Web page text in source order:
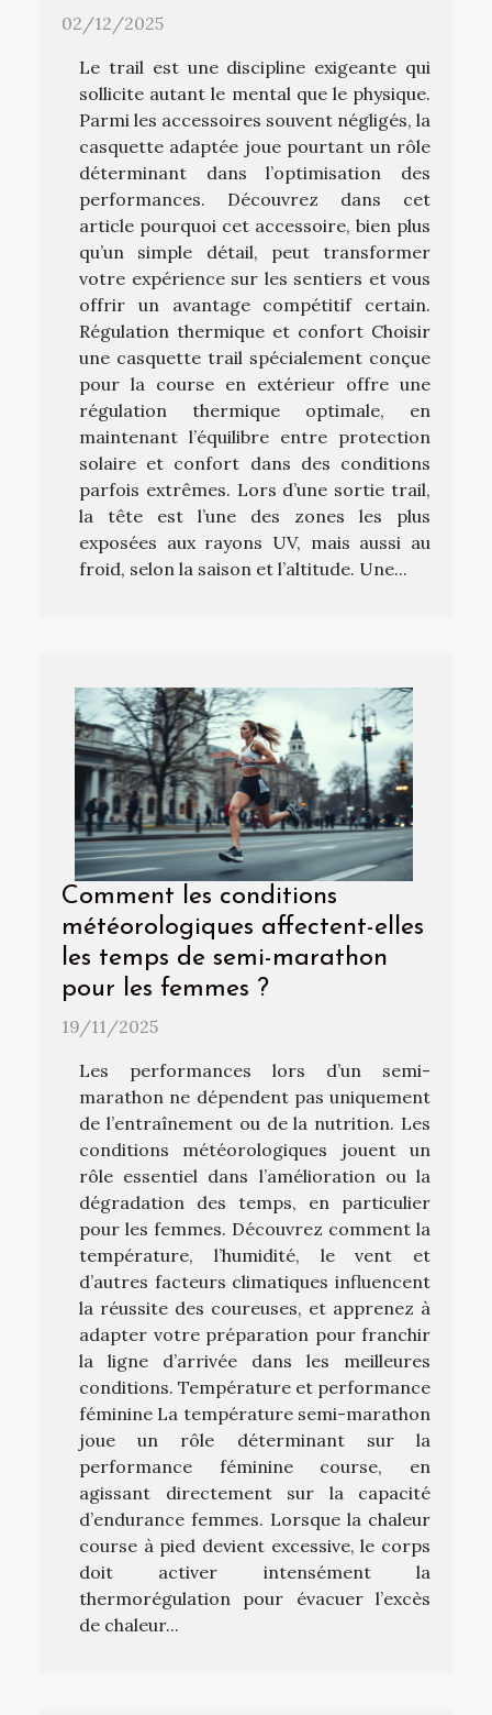
02/12/2025
Le trail est une discipline exigeante qui
sollicite autant le mental que le physique.
Parmi les accessoires souvent négligés, la
casquette adaptée joue pourtant un rôle
déterminant dans l’optimisation des
performances. Découvrez dans cet
article pourquoi cet accessoire, bien plus
qu’un simple détail, peut transformer
votre expérience sur les sentiers et vous
offrir un avantage compétitif certain.
Régulation thermique et confort Choisir
une casquette trail spécialement conçue
pour la course en extérieur offre une
régulation thermique optimale, en
maintenant l’équilibre entre protection
solaire et confort dans des conditions
parfois extrêmes. Lors d’une sortie trail,
la tête est l’une des zones les plus
exposées aux rayons UV, mais aussi au
froid, selon la saison et l’altitude. Une...
Comment les conditions
météorologiques affectent-elles
les temps de semi-marathon
pour les femmes ?
19/11/2025
Les performances lors d’un semi-
marathon ne dépendent pas uniquement
de l’entraînement ou de la nutrition. Les
conditions météorologiques jouent un
rôle essentiel dans l’amélioration ou la
dégradation des temps, en particulier
pour les femmes. Découvrez comment la
température, l’humidité, le vent et
d’autres facteurs climatiques influencent
la réussite des coureuses, et apprenez à
adapter votre préparation pour franchir
la ligne d’arrivée dans les meilleures
conditions. Température et performance
féminine La température semi-marathon
joue un rôle déterminant sur la
performance féminine course, en
agissant directement sur la capacité
d’endurance femmes. Lorsque la chaleur
course à pied devient excessive, le corps
doit activer intensément la
thermorégulation pour évacuer l’excès
de chaleur...